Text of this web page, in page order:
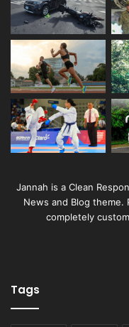
Jannah is a Clean
News and Blog
completely
Tags